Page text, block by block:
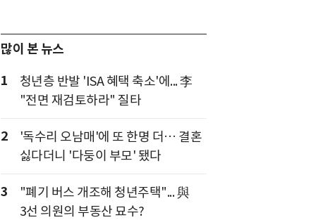
많이 본 뉴스
1
청년층 반발 'ISA 혜택 축소'에... 李
"전면 재검토하라" 질타
2
'독수리 오남매'에 또 한명 더… 결혼
싫다더니 '다둥이 부모' 됐다
3
"폐기 버스 개조해 청년주택"... 與
3선 의원의 부동산 묘수?